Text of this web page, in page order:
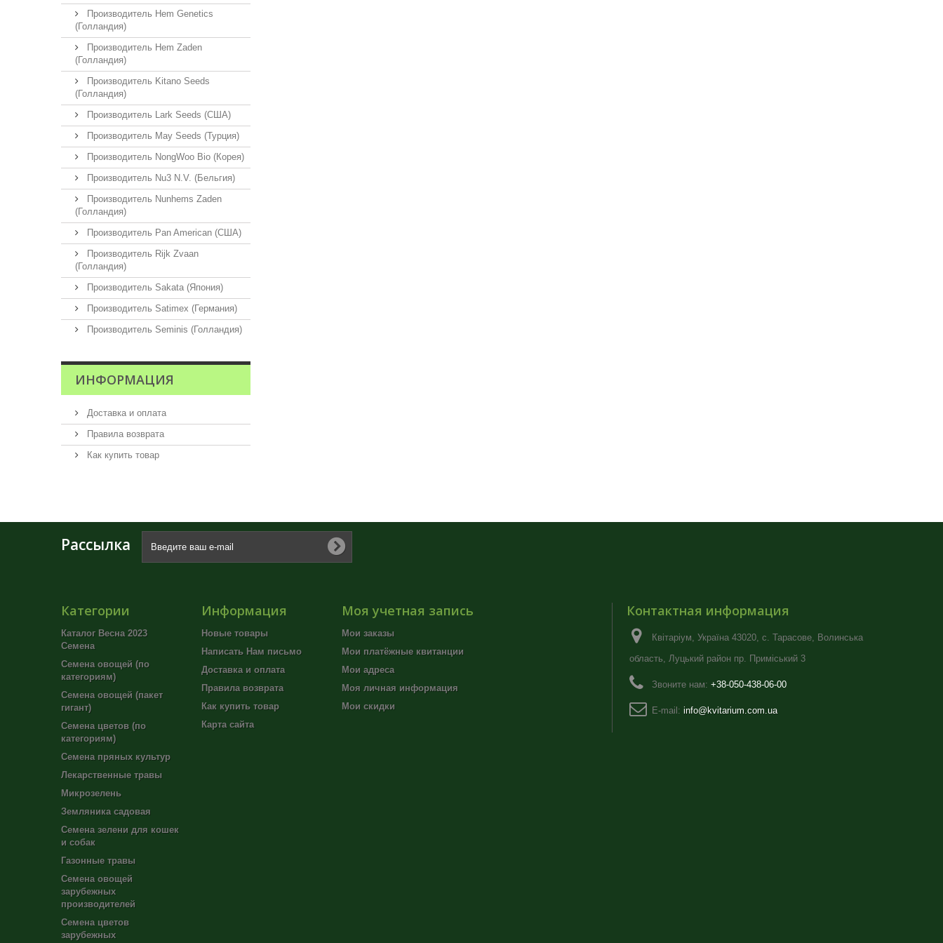
Производитель Hem Genetics
(Голландия)
Производитель Hem Zaden
(Голландия)
Производитель Kitano Seeds
(Голландия)
Производитель Lark Seeds (США)
Производитель May Seeds (Турция)
Производитель NongWoo Bio (Корея)
Производитель Nu3 N.V. (Бельгия)
Производитель Nunhems Zaden
(Голландия)
Производитель Pan American (США)
Производитель Rijk Zvaan
(Голландия)
Производитель Sakata (Япония)
Производитель Satimex (Германия)
Производитель Seminis (Голландия)
ИНФОРМАЦИЯ
Доставка и оплата
Правила возврата
Как купить товар
Рассылка
Категории
Каталог Весна 2023
Семена
Семена овощей (по
категориям)
Семена овощей (пакет
гигант)
Семена цветов (по
категориям)
Семена пряных культур
Лекарственные травы
Микрозелень
Земляника садовая
Семена зелени для кошек
и собак
Газонные травы
Семена овощей
зарубежных
производителей
Семена цветов
зарубежных
Информация
Новые товары
Написать Нам письмо
Доставка и оплата
Правила возврата
Как купить товар
Карта сайта
Моя учетная запись
Мои заказы
Мои платёжные квитанции
Мои адреса
Моя личная информация
Мои скидки
Контактная информация
Квітаріум, Україна 43020, с. Тарасове, Волинська
область, Луцький район пр. Приміський 3
Звоните нам: +38-050-438-06-00
E-mail: info@kvitarium.com.ua